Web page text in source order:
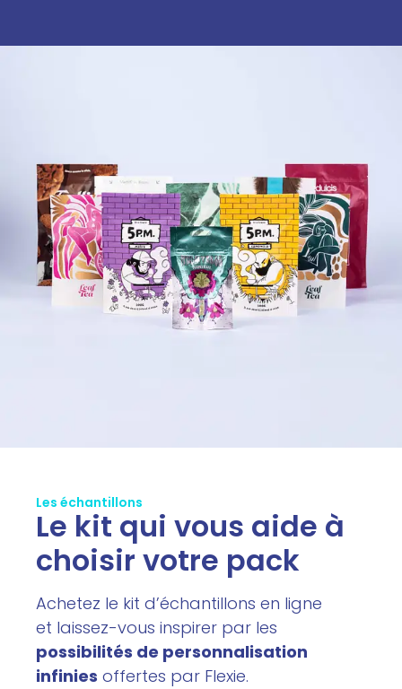
Les échantillons
Le kit qui vous aide à
choisir votre pack
Achetez le kit d’échantillons en ligne
et laissez-vous inspirer par les
possibilités de personnalisation
infinies offertes par Flexie.